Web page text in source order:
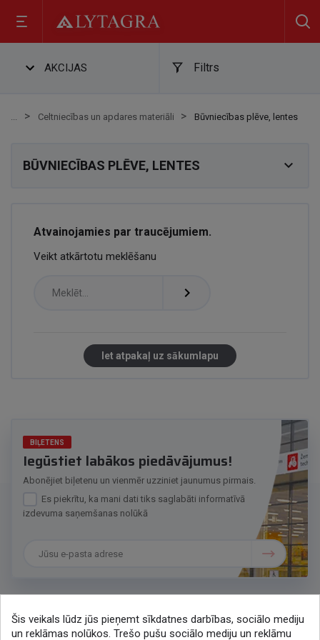
AKCIJAS Filtrs
Celtniecības un apdares materiāli Būvniecības plēve, lentes
BŪVNIECĪBAS PLĒVE, LENTES 
Atvainojamies par traucējumiem.
Veikt atkārtotu meklēšanu
navigate_next
Iet atpakaļ uz sākumlapu
BIĻETENS
Iegūstiet labākos piedāvājumus!
Abonējiet biļetenu un vienmēr uzziniet jaunumus pirmais.
Es piekrītu, ka mani dati tiks saglabāti informatīvā
izdevuma saņemšanas nolūkā
Sazināsimies
Šis veikals lūdz jūs pieņemt sīkdatnes darbības, sociālo mediju
un reklāmas nolūkos. Trešo pušu sociālo mediju un reklāmu